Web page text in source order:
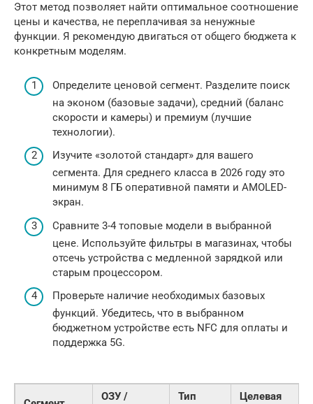
Этот метод позволяет найти оптимальное соотношение
цены и качества, не переплачивая за ненужные
функции. Я рекомендую двигаться от общего бюджета к
конкретным моделям.
Определите ценовой сегмент. Разделите поиск
на эконом (базовые задачи), средний (баланс
скорости и камеры) и премиум (лучшие
технологии).
Изучите «золотой стандарт» для вашего
сегмента. Для среднего класса в 2026 году это
минимум 8 ГБ оперативной памяти и AMOLED-
экран.
Сравните 3-4 топовые модели в выбранной
цене. Используйте фильтры в магазинах, чтобы
отсечь устройства с медленной зарядкой или
старым процессором.
Проверьте наличие необходимых базовых
функций. Убедитесь, что в выбранном
бюджетном устройстве есть NFC для оплаты и
поддержка 5G.
ОЗУ / Тип Целевая